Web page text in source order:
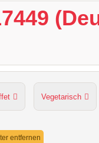
Vegetarisch
entfernen